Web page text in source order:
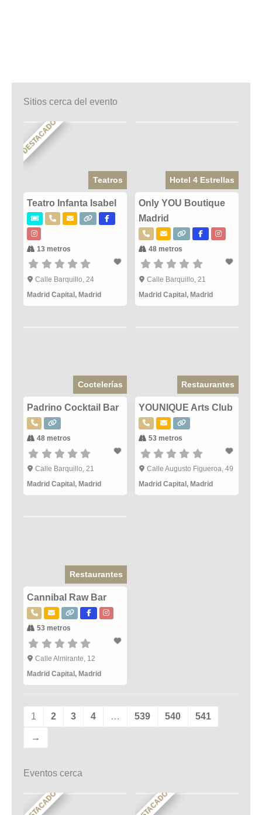
Sitios cerca del evento
DESTACADO
Teatros
Teatro Infanta Isabel
13 metros
Calle Barquillo, 24
Madrid Capital, Madrid
Hotel 4 Estrellas
Only YOU Boutique
Madrid
48 metros
Calle Barquillo, 21
Madrid Capital,Madrid
Coctelerías
Padrino Cocktail Bar
48 metros
Calle Barquillo, 21
Madrid Capital , Madrid
Restaurantes
YOUNIQUE Arts Club
53 metros
Calle Augusto Figueroa, 49
Madrid Capital , Madrid
Restaurantes
Cannibal Raw Bar
53 metros
Calle Almirante, 12
Madrid Capital , Madrid
1 2 3 4 … 539 540 541
→
Eventos cerca